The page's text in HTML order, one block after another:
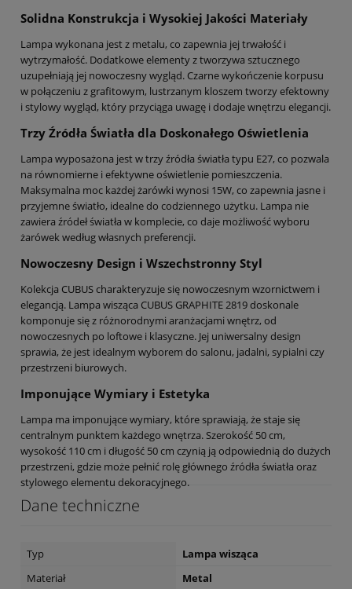
Solidna Konstrukcja i Wysokiej Jakości Materiały
Lampa wykonana jest z metalu, co zapewnia jej trwałość i
wytrzymałość. Dodatkowe elementy z tworzywa sztucznego
uzupełniają jej nowoczesny wygląd. Czarne wykończenie korpusu
w połączeniu z grafitowym, lustrzanym kloszem tworzy efektowny
i stylowy wygląd, który przyciąga uwagę i dodaje wnętrzu elegancji.
Trzy Źródła Światła dla Doskonałego Oświetlenia
Lampa wyposażona jest w trzy źródła światła typu E27, co pozwala
na równomierne i efektywne oświetlenie pomieszczenia.
Maksymalna moc każdej żarówki wynosi 15W, co zapewnia jasne i
przyjemne światło, idealne do codziennego użytku. Lampa nie
zawiera źródeł światła w komplecie, co daje możliwość wyboru
żarówek według własnych preferencji.
Nowoczesny Design i Wszechstronny Styl
Kolekcja CUBUS charakteryzuje się nowoczesnym wzornictwem i
elegancją. Lampa wisząca CUBUS GRAPHITE 2819 doskonale
komponuje się z różnorodnymi aranżacjami wnętrz, od
nowoczesnych po loftowe i klasyczne. Jej uniwersalny design
sprawia, że jest idealnym wyborem do salonu, jadalni, sypialni czy
przestrzeni biurowych.
Imponujące Wymiary i Estetyka
Lampa ma imponujące wymiary, które sprawiają, że staje się
centralnym punktem każdego wnętrza. Szerokość 50 cm,
wysokość 110 cm i długość 50 cm czynią ją odpowiednią do dużych
przestrzeni, gdzie może pełnić rolę głównego źródła światła oraz
stylowego elementu dekoracyjnego.
Dane techniczne
Typ
Lampa wisząca
Materiał
Metal